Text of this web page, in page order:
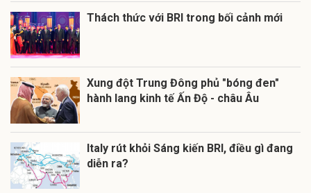
Thách thức với BRI trong bối cảnh mới
Xung đột Trung Đông phủ "bóng đen"
hành lang kinh tế Ấn Độ - châu Âu
Italy rút khỏi Sáng kiến BRI, điều gì đang
diễn ra?